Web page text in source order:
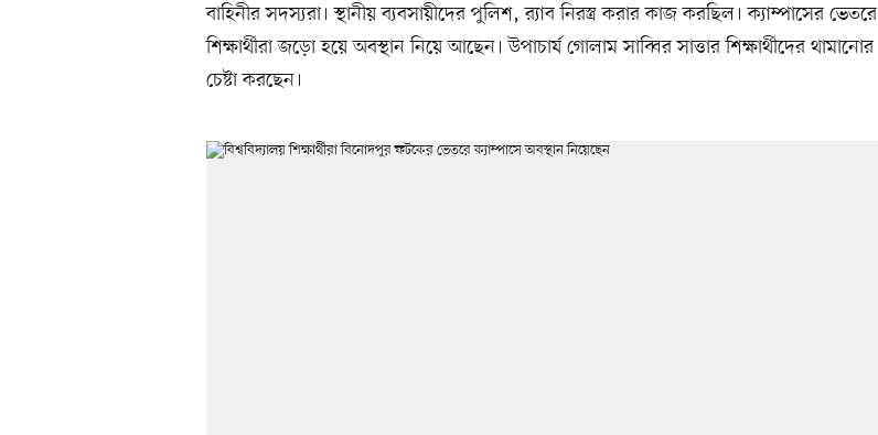
বাহিনীর সদস্যরা। স্থানীয় ব্যবসায়ীদের পুলিশ, র‍্যাব নিরস্ত্র করার কাজ করছিল। ক্যাম্পাসের ভেতরে
শিক্ষার্থীরা জড়ো হয়ে অবস্থান নিয়ে আছেন। উপাচার্য গোলাম সাব্বির সাত্তার শিক্ষার্থীদের থামানোর
চেষ্টা করছেন।